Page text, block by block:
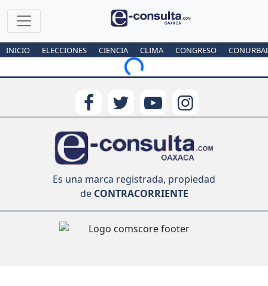
INICIO ELECCIONES CIENCIA CLIMA CONGRESO
Loading...
Es una marca registrada, propiedad
deCONTRACORRIENTE